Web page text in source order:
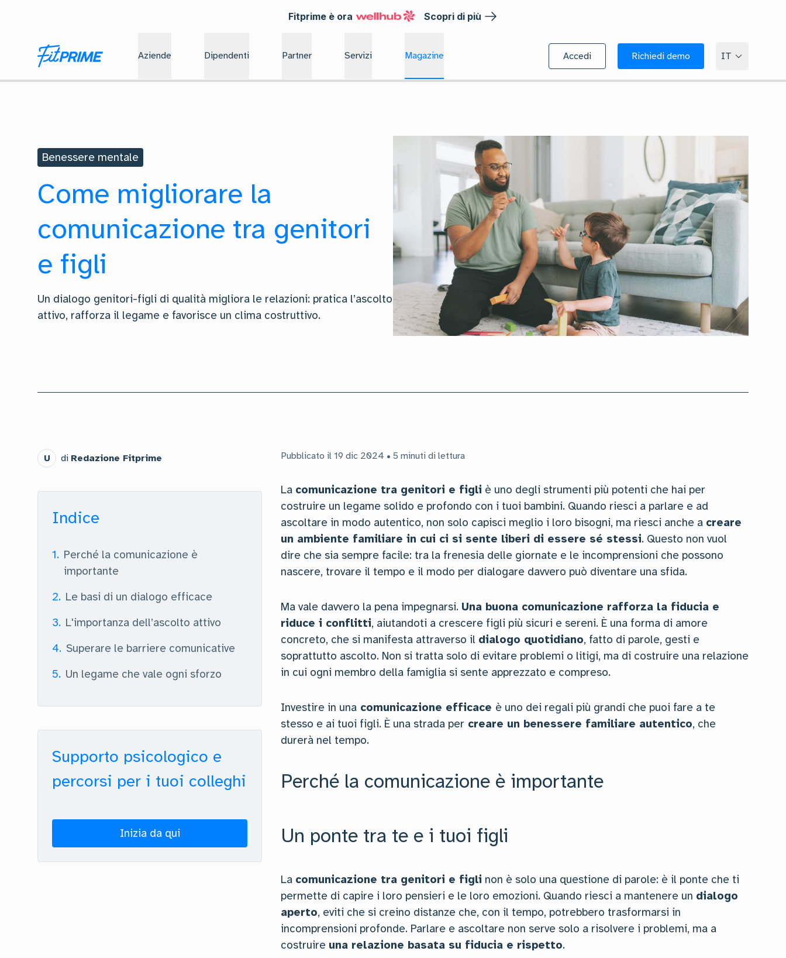
Fitprime è ora Scopri di più
Aziende Dipendenti Partner Servizi Magazine Accedi Richiedi demo IT
Benessere mentale
Come migliorare la
comunicazione tra genitori
e figli
Un dialogo genitori-figli di qualità migliora le relazioni: pratica l’ascolto
attivo, rafforza il legame e favorisce un clima costruttivo.
U di Redazione Fitprime
Indice
1. Perché la comunicazione è
importante
2. Le basi di un dialogo efficace
3. L'importanza dell’ascolto attivo
4. Superare le barriere comunicative
5. Un legame che vale ogni sforzo
Supporto psicologico e
percorsi per i tuoi colleghi
Inizia da qui
Pubblicato il 19 dic 2024 • 5 minuti di lettura
La comunicazione tra genitori e figli è uno degli strumenti più potenti che hai per
costruire un legame solido e profondo con i tuoi bambini. Quando riesci a parlare e ad
ascoltare in modo autentico, non solo capisci meglio i loro bisogni, ma riesci anche a creare
un ambiente familiare in cui ci si sente liberi di essere sé stessi. Questo non vuol
dire che sia sempre facile: tra la frenesia delle giornate e le incomprensioni che possono
nascere, trovare il tempo e il modo per dialogare davvero può diventare una sfida.
Ma vale davvero la pena impegnarsi. Una buona comunicazione rafforza la fiducia e
riduce i conflitti, aiutandoti a crescere figli più sicuri e sereni. È una forma di amore
concreto, che si manifesta attraverso il dialogo quotidiano, fatto di parole, gesti e
soprattutto ascolto. Non si tratta solo di evitare problemi o litigi, ma di costruire una relazione
in cui ogni membro della famiglia si sente apprezzato e compreso.
Investire in una comunicazione efficace è uno dei regali più grandi che puoi fare a te
stesso e ai tuoi figli. È una strada per creare un benessere familiare autentico, che
durerà nel tempo.
Perché la comunicazione è importante
Un ponte tra te e i tuoi figli
La comunicazione tra genitori e figli non è solo una questione di parole: è il ponte che ti
permette di capire i loro pensieri e le loro emozioni. Quando riesci a mantenere un dialogo
aperto, eviti che si creino distanze che, con il tempo, potrebbero trasformarsi in
incomprensioni profonde. Parlare e ascoltare non serve solo a risolvere i problemi, ma a
costruire una relazione basata su fiducia e rispetto.